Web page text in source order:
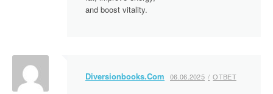
and boost vitality.
Diversionbooks.Com 06.06.2025 ОТВЕТ